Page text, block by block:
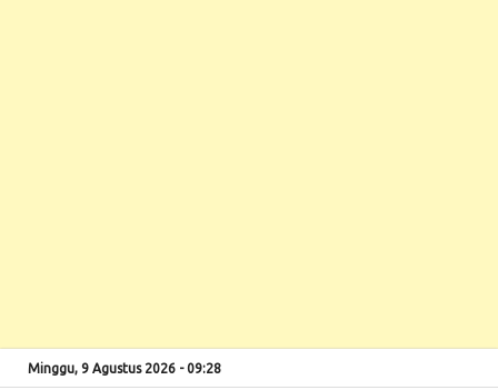
Minggu, 9 Agustus 2026 - 09:28